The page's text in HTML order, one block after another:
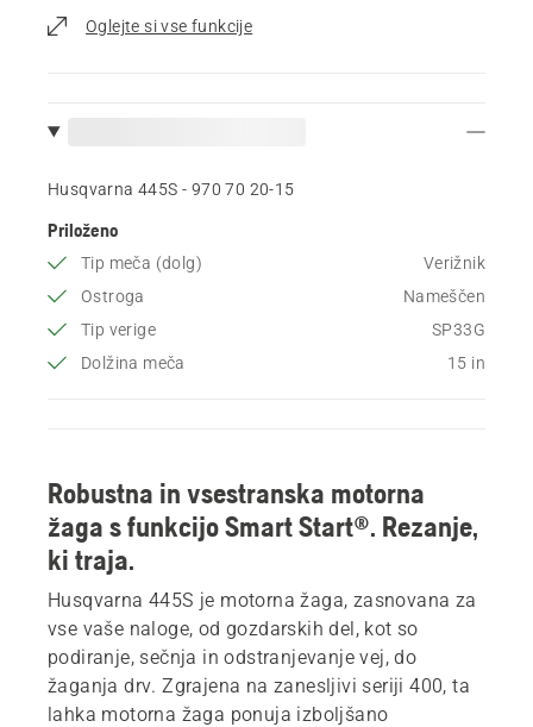
Oglejte si vse funkcije
Husqvarna 445S - 970 70 20‑15
Priloženo
Tip meča (dolg)
Verižnik
Ostroga
Nameščen
Tip verige
SP33G
Dolžina meča
15 in
Robustna in vsestranska motorna
žaga s funkcijo Smart Start®. Rezanje,
ki traja.
Husqvarna 445S je motorna žaga, zasnovana za
vse vaše naloge, od gozdarskih del, kot so
podiranje, sečnja in odstranjevanje vej, do
žaganja drv. Zgrajena na zanesljivi seriji 400, ta
lahka motorna žaga ponuja izboljšano